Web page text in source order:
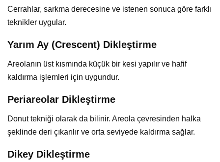
Cerrahlar, sarkma derecesine ve istenen sonuca göre farklı
teknikler uygular.
Yarım Ay (Crescent) Dikleştirme
Areolanın üst kısmında küçük bir kesi yapılır ve hafif
kaldırma işlemleri için uygundur.
Periareolar Dikleştirme
Donut tekniği olarak da bilinir. Areola çevresinden halka
şeklinde deri çıkarılır ve orta seviyede kaldırma sağlar.
Dikey Dikleştirme